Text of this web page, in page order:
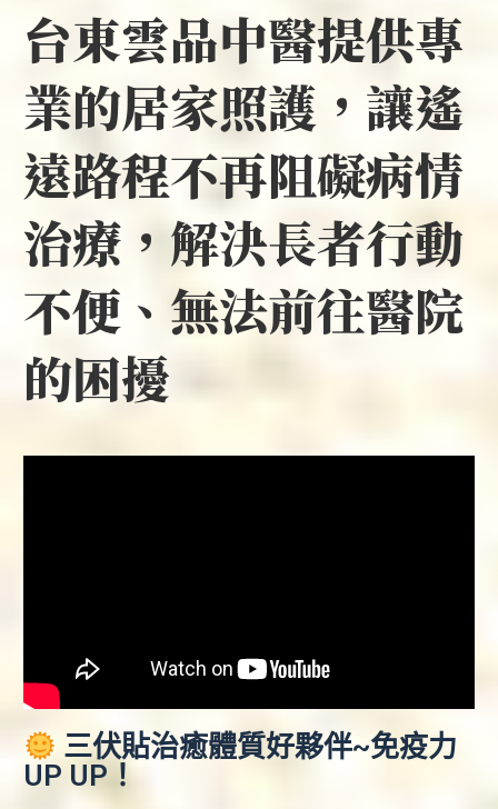
台東雲品中醫提供專
業的居家照護，讓遙
遠路程不再阻礙病情
治療，解決長者行動
不便、無法前往醫院
的困擾
三伏貼治癒體質好夥伴~免疫力
UP UP！